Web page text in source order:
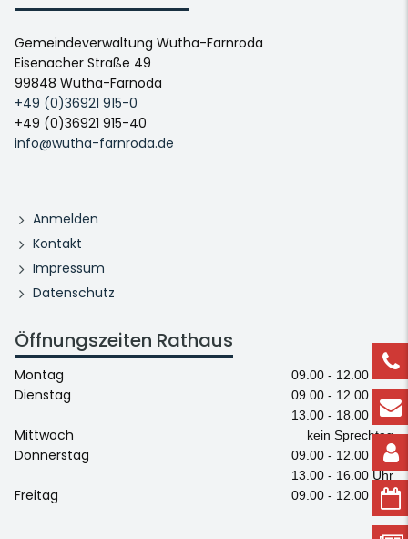
Gemeindeverwaltung Wutha-Farnroda
Eisenacher Straße 49
99848 Wutha-Farnoda
+49 (0)36921 915-0
+49 (0)36921 915-40
info@wutha-farnroda.de
Anmelden
Kontakt
Impressum
Datenschutz
Öffnungszeiten Rathaus
Montag 09.00 - 12.00 Uhr
Dienstag
09.00 - 12.00 Uhr
13.00 - 18.00 Uhr
Mittwoch kein Sprechtag
Donnerstag
09.00 - 12.00 Uhr
13.00 - 16.00 Uhr
Freitag 09.00 - 12.00 Uhr